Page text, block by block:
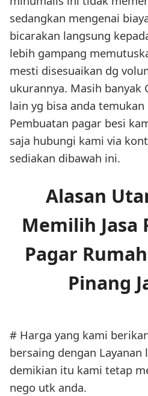
sedangkan mengenai
bicarakan langsung
lebih gampang
mesti disesuaikan dg
ukurannya. Masih banyak
lain yg bisa anda temukan
Pembuatan pagar besi
saja hubungi kami via
sediakan dibawah ini.
Alasan
Memilih Jasa
Pagar
Pinang
# Harga yang kami
bersaing dengan Layanan
demikian itu kami tetap
nego utk anda.